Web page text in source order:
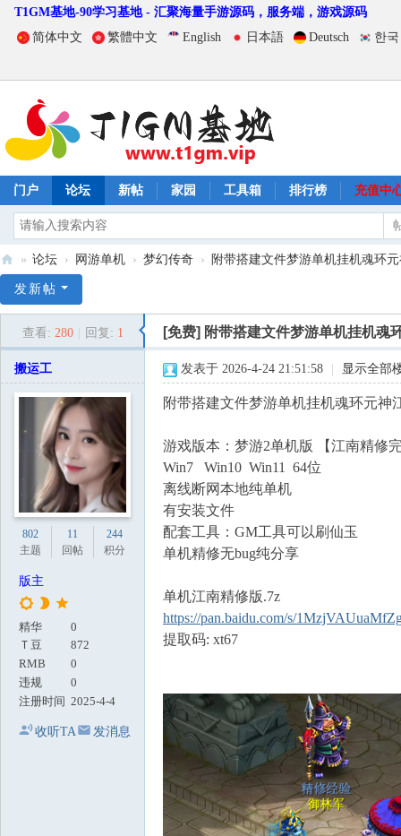
T1GM基地-90学习基地 - 汇聚海量手游源码，服务端，游戏源码
简体中文
繁體中文 English 日本語 Deutsch 한
门户 论坛 新帖 家园 工具箱 排行榜 充值中
1
» 论坛 › 网游单机 › 梦幻传奇 › 附带搭建文件梦游单机挂机魂环
发新帖
查看: 280 回复: 1 [免费] 附带搭建文件梦游单机挂机魂
搬运工
802
主题
11
回帖
244
积分
版主
精华
0
Ｔ豆
872
RMB
0
违规
0
注册时间 2025-4-4
收听TA 发消息
发表于 2026-4-24 21:51:58 显示全部
附带搭建文件梦游单机挂机魂环元神
游戏版本：梦游2单机版 【江南精修
Win7 Win10 Win11 64位
离线断网本地纯单机
有安装文件
配套工具：GM工具可以刷仙玉
单机精修无bug纯分享
单机江南精修版.7z
https://pan.baidu.com/s/
提取码: xt67